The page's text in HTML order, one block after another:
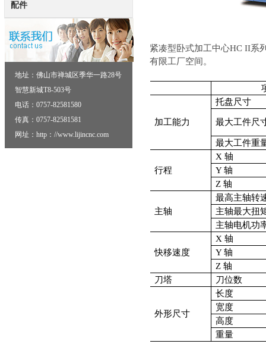
配件
地址：佛山市禅城区季华一路28号
智慧新城T8-503号
电话：0757-82581580
传真：0757-82581581
网址：http：//www.lijincnc.com
紧凑型卧式加工中心HC II系
有限工厂空间。
加工能力
托盘尺寸
最大工件尺
最大工件重
行程
X 轴
Y 轴
Z 轴
主轴
最高主轴转
主轴最大扭
主轴电机功
快移速度
X 轴
Y 轴
Z 轴
刀塔
刀位数
外形尺寸
长度
宽度
高度
重量